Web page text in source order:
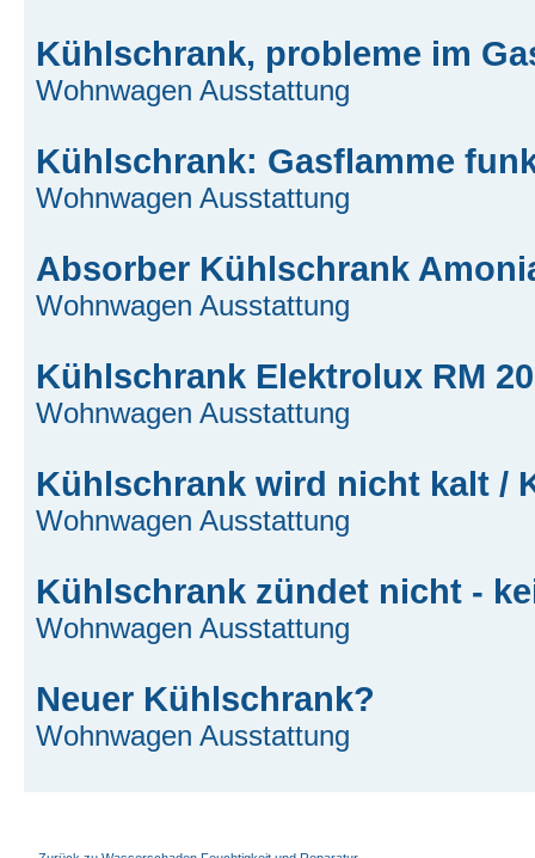
Kühlschrank, probleme im
Wohnwagen Ausstattung
Kühlschrank: Gasflamme
Wohnwagen Ausstattung
Absorber Kühlschrank
Wohnwagen Ausstattung
Kühlschrank Elektrolux RM
Wohnwagen Ausstattung
Kühlschrank wird nicht kalt /
Wohnwagen Ausstattung
Kühlschrank zündet nicht -
Wohnwagen Ausstattung
Neuer Kühlschrank?
Wohnwagen Ausstattung